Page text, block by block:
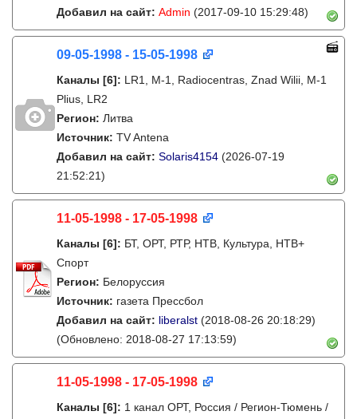
Добавил на сайт: Admin (2017-09-10 15:29:48)
09-05-1998 - 15-05-1998
Каналы [6]: LR1, M-1, Radiocentras, Znad Wilii, M-1
Plius, LR2
Регион: Литва
Источник: TV Antena
Добавил на сайт: Solaris4154 (2026-07-19
21:52:21)
11-05-1998 - 17-05-1998
Каналы [6]: БТ, ОРТ, РТР, НТВ, Культура, НТВ+
Спорт
Регион: Белоруссия
Источник: газета Прессбол
Добавил на сайт: liberalst (2018-08-26 20:18:29)
(Обновлено: 2018-08-27 17:13:59)
11-05-1998 - 17-05-1998
Каналы [6]: 1 канал ОРТ, Россия / Регион-Тюмень /